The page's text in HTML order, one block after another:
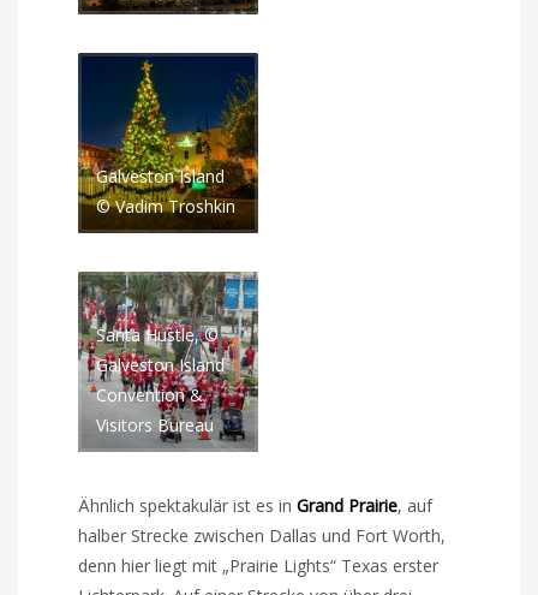
Galveston Island
© Vadim Troshkin
Santa Hustle, ©
Galveston Island
Convention &
Visitors Bureau
Ähnlich spektakulär ist es inGrand Prairie, auf
halber Strecke zwischen Dallas und Fort Worth,
denn hier liegt mit „Prairie Lights“ Texas erster